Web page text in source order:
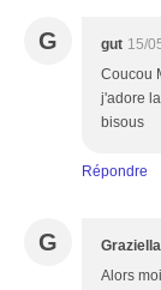
G gut 15/
Coucou
j'adore
bisous
Répondre
G Graziella
Alors